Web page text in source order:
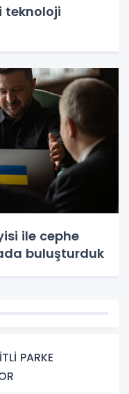
teknoloji
ile cephe
buluşturduk
PARKE